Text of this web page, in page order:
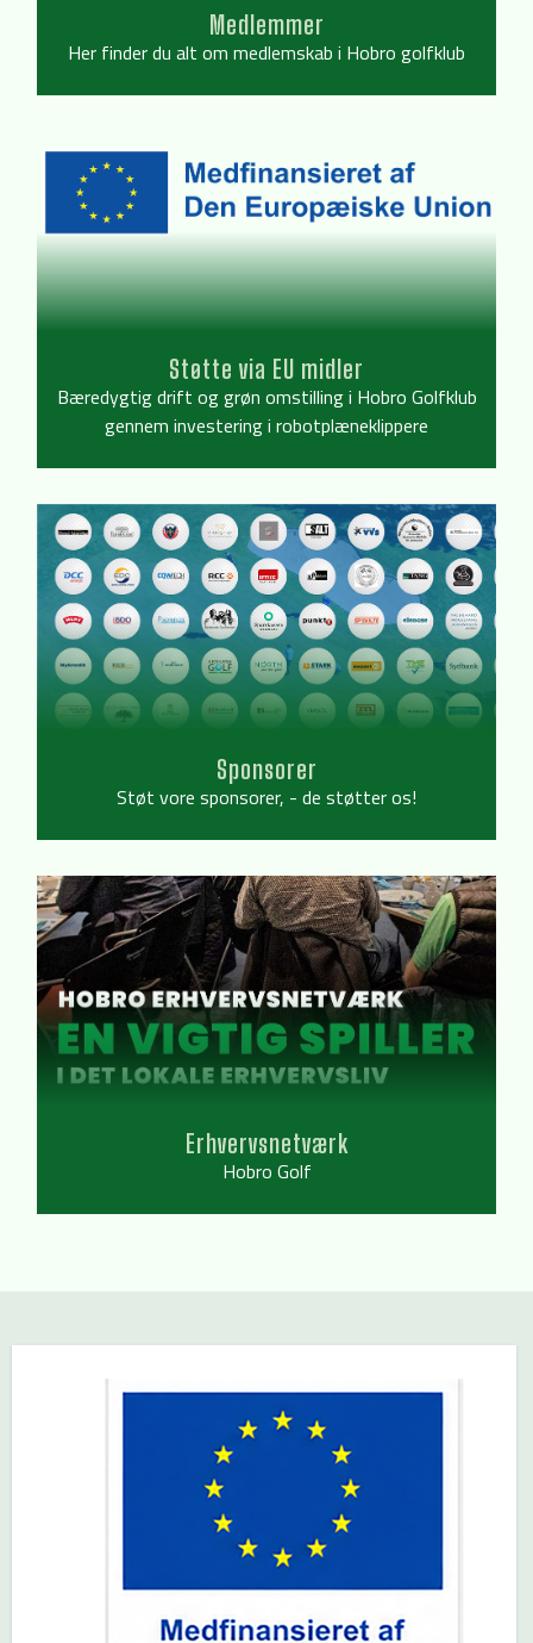
Medlemmer
Her finder du alt om medlemskab i Hobro golfklub
Støtte via EU midler
Bæredygtig drift og grøn omstilling i Hobro Golfklub
gennem investering i robotplæneklippere
Sponsorer
Støt vore sponsorer, - de støtter os!
Erhvervsnetværk
Hobro Golf